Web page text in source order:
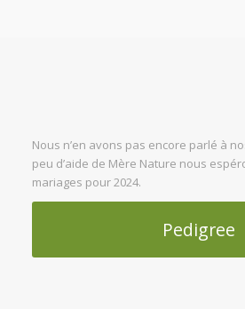
Nous n’en avons pas encore parlé à
peu d’aide de Mère Nature nous
mariages pour 2024.
Pedigree